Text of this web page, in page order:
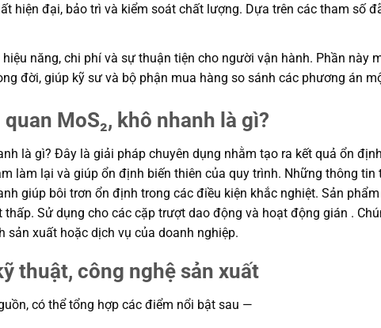
hiện đại, bảo trì và kiểm soát chất lượng. Dựa trên các tham số
năng, chi phí và sự thuận tiện cho người vận hành. Phần này
đời, giúp kỹ sư và bộ phận mua hàng so sánh các phương án
MoS₂, khô nhanh là gì?
là gì? Đây là giải pháp chuyên dụng nhằm tạo ra kết quả ổn
làm lại và giúp ổn định biến thiên của quy trình. Những thông
giúp bôi trơn ổn định trong các điều kiện khắc nghiệt. Sản
Sử dụng cho các cặp trượt dao động và hoạt động gián .
sản xuất hoặc dịch vụ của doanh nghiệp.
thuật, công nghệ sản xuất
có thể tổng hợp các điểm nổi bật sau —